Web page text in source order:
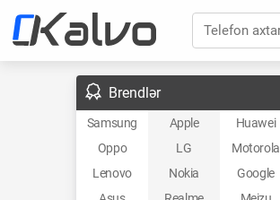
Telefon axtarın
Brendlər
Samsung Apple Huawei
Oppo
LG Motorola
Lenovo
Nokia Google